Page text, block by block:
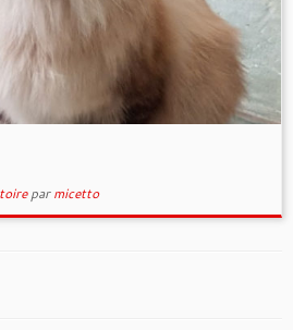
parmicetto